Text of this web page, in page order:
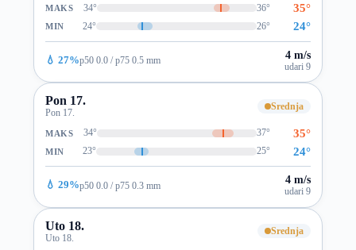
MAKS 34° 36° 35°
MIN 24° 26° 24°
💧 27%p50 0.0 / p75 0.5 mm 4 m/s
udari 9
Pon 17.
Pon 17.
Srednja
MAKS 34° 37° 35°
MIN 23° 25° 24°
💧 29%p50 0.0 / p75 0.3 mm 4 m/s
udari 9
Uto 18.
Uto 18.
Srednja